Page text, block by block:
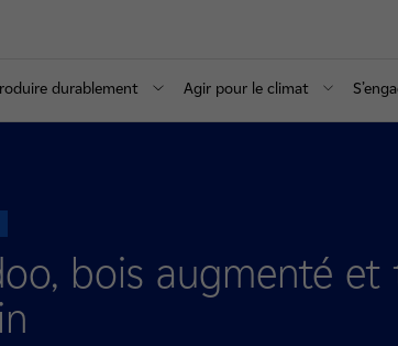
durablement Agir pour le climat
bois augmenté et